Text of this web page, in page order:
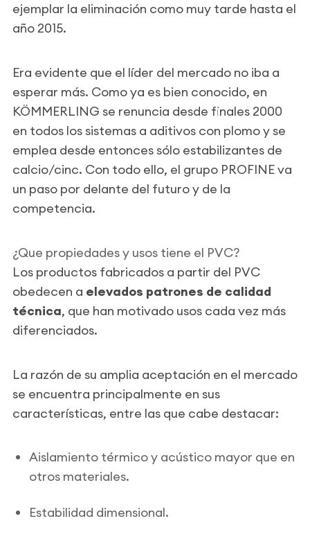
ejemplar la eliminación como muy tarde hasta el
año 2015.
Era evidente que el líder del mercado no iba a
esperar más. Como ya es bien conocido, en
KÖMMERLING se renuncia desde finales 2000
en todos los sistemas a aditivos con plomo y se
emplea desde entonces sólo estabilizantes de
calcio/cinc. Con todo ello, el grupo PROFINE va
un paso por delante del futuro y de la
competencia.
¿Que propiedades y usos tiene el PVC?
Los productos fabricados a partir del PVC
obedecen a elevados patrones de calidad
técnica, que han motivado usos cada vez más
diferenciados.
La razón de su amplia aceptación en el mercado
se encuentra principalmente en sus
características, entre las que cabe destacar:
Aislamiento térmico y acústico mayor que en
otros materiales.
Estabilidad dimensional.